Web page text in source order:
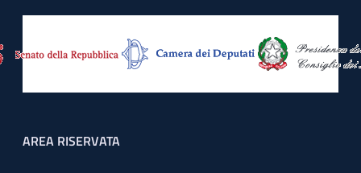
Footer menu
AREA RISERVATA